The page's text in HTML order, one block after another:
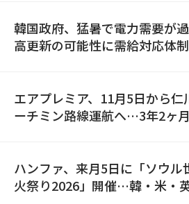
韓国政府、猛暑で電力需要が
高更新の可能性に需給対応体
エアプレミア、11月5日から仁
ーチミン路線運航へ…3年2ヶ
ハンファ、来月5日に「ソウル
火祭り2026」開催…韓・米・